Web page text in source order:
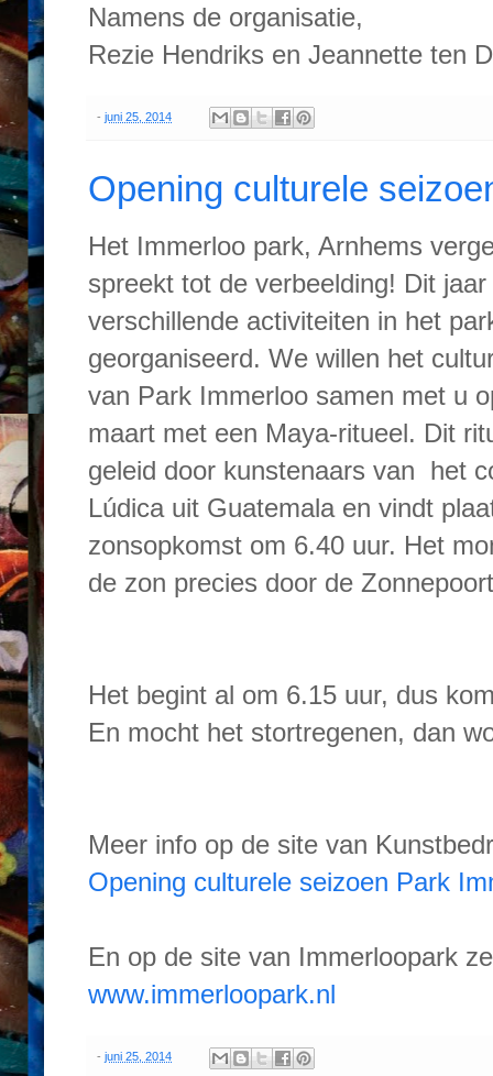
Namens de organisatie,
Rezie Hendriks en Jeannette ten
- juni 25, 2014
Opening culturele
Het Immerloo park, Arnhems
spreekt tot de verbeelding! Dit
verschillende activiteiten in het
georganiseerd. We willen het
van Park Immerloo samen met u
maart met een Maya-ritueel. Dit
geleid door kunstenaars van het
Lúdica uit Guatemala en vindt
zonsopkomst om 6.40 uur. Het
de zon precies door de
Het begint al om 6.15 uur, dus
En mocht het stortregenen, dan
Meer info op de site van
Opening culturele seizoen Park
En op de site van Immerloopark
www.immerloopark.nl
- juni 25, 2014